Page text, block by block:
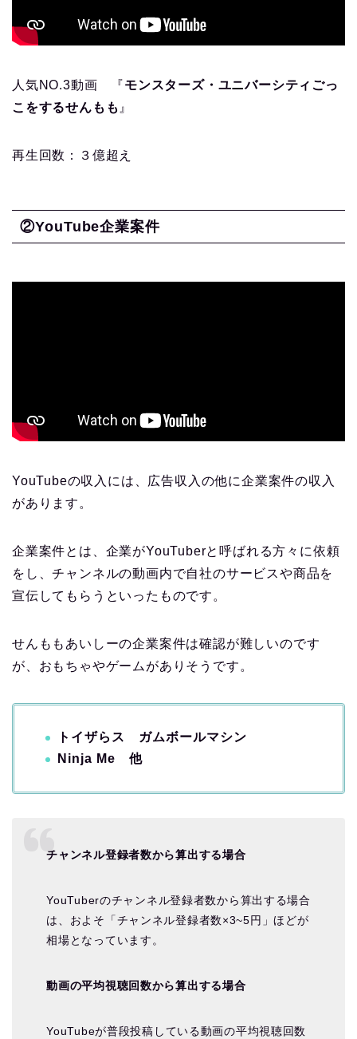
人気NO.3動画 『モンスターズ・ユニバーシティごっ
こをするせんもも 』
再生回数：３億超え
②YouTube企業案件
YouTubeの収入には、広告収入の他に企業案件の収入
があります。
企業案件とは、企業がYouTuberと呼ばれる方々に依頼
をし、チャンネルの動画内で自社のサービスや商品を
宣伝してもらうといったものです。
せんももあいしーの企業案件は確認が難しいのです
が、おもちゃやゲームがありそうです。
トイザらス ガムボールマシン
Ninja Me 他
チャンネル登録者数から算出する場合
YouTuberのチャンネル登録者数から算出する場合
は、およそ「チャンネル登録者数×3~5円」ほどが
相場となっています。
動画の平均視聴回数から算出する場合
YouTubeが普段投稿している動画の平均視聴回数